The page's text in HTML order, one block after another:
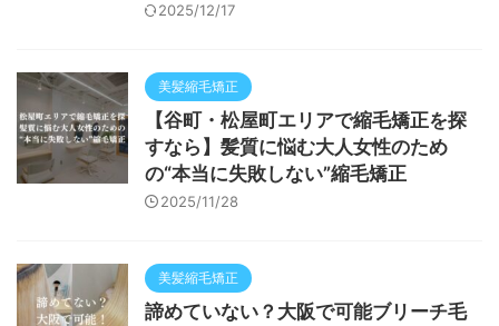
2025/12/17
美髪縮毛矯正
【谷町・松屋町エリアで縮毛矯正を探
すなら】髪質に悩む大人女性のため
の“本当に失敗しない”縮毛矯正
2025/11/28
美髪縮毛矯正
諦めていない？大阪で可能ブリーチ毛